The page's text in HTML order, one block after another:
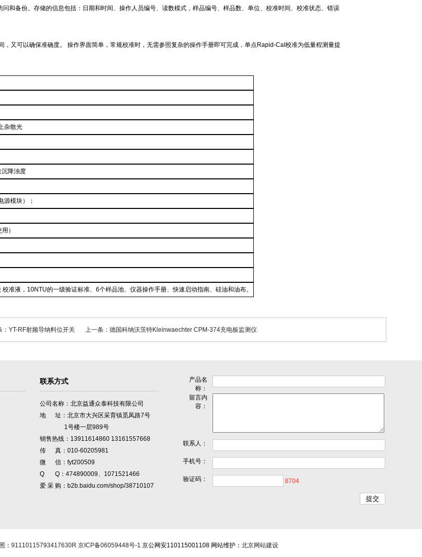
问和备份。存储的信息包括：日期和时间、操作人员编号、读数模式，样品编号、样品数、单位、校准时间、校准状态、错误
又可以确保准确度。 操作界面简单，常规校准时，无需参照复杂的操作手册即可完成，单点 Rapid-CaI 校准为低量程测量提
杂散光
沉降浊度
源模块）；
）
准液，10NTU的一级验证标准、6个样品池、仪器操作手册、快速启动指南、硅油和油布。
：YT-RF射频导纳料位开关 上一条：德国科纳沃茨特Kleinwaechter CPM-374充电板监测仪
联系方式
公司名称：北京益通众泰科技有限公司
地 址：北京市大兴区采育镇觅凤路7号
1号楼一层989号
销售热线：13911614860 13161557668
传 真：010-60205981
微 信：fyt200509
Q Q：474890009、1071521466
爱 采 购：b2b.baidu.com/shop/38710107
产品名
称：
留言内
容：
联系人：
手机号：
验证码： 8704
： 91110115793417630R 京ICP备06059448号-1 京公网安110115001108 网站维护： 北京网站建设